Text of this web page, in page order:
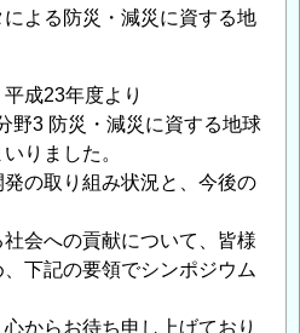
による防災・減災に資する地
成23年度より
野3 防災・減災に資する地球
りました。
の取り組み状況と、今後の
会への貢献について、皆様
下記の要領でシンポジウム
からお待ち申し上げており